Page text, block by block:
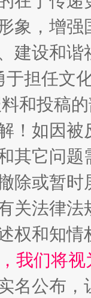
象，增
建设和
于担任文
和投稿
！如因
其它问题
除或暂
关法律
权和知情
我们将
名公布